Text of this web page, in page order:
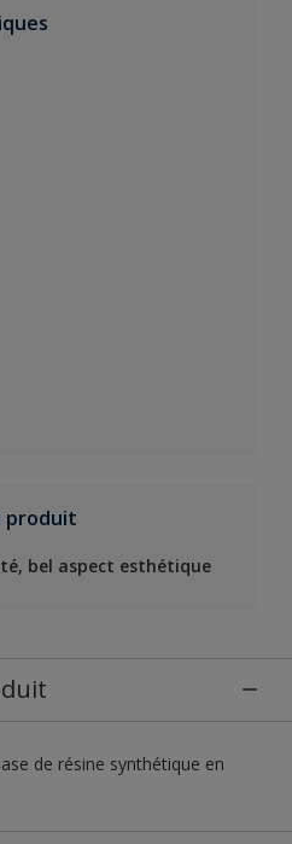
produit
bel aspect esthétique
de résine synthétique en